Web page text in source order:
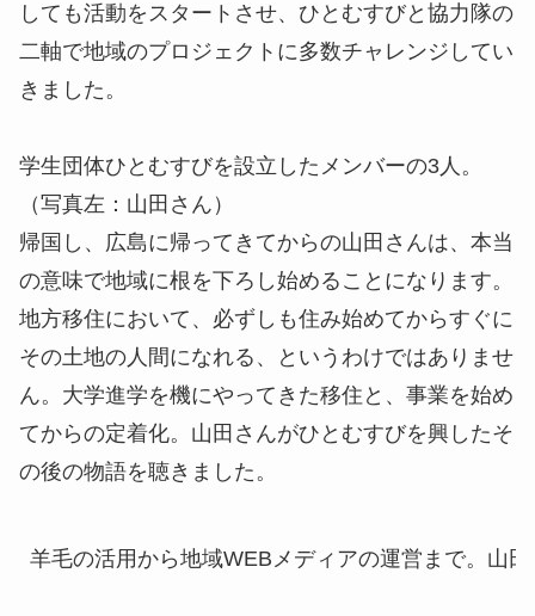
しても活動をスタートさせ、ひとむすびと協力隊の
二軸で地域のプロジェクトに多数チャレンジしてい
きました。
学生団体ひとむすびを設立したメンバーの3人。
（写真左：山田さん）
帰国し、広島に帰ってきてからの山田さんは、本当
の意味で地域に根を下ろし始めることになります。
地方移住において、必ずしも住み始めてからすぐに
その土地の人間になれる、というわけではありませ
ん。大学進学を機にやってきた移住と、事業を始め
てからの定着化。山田さんがひとむすびを興したそ
の後の物語を聴きました。
羊毛の活用から地域WEBメディアの運営まで。山